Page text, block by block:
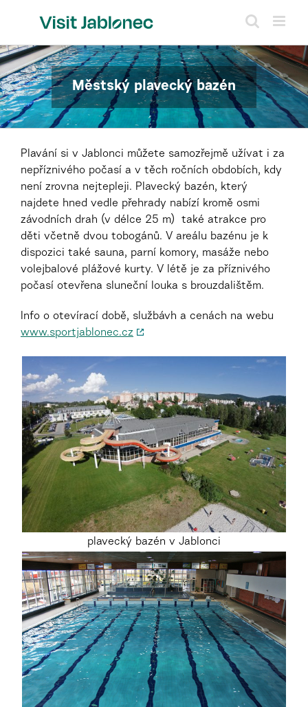
Městský plavecký bazén
Plavání si v Jablonci můžete samozřejmě užívat i za
nepříznivého počasí a v těch ročních obdobích, kdy
není zrovna nejtepleji. Plavecký bazén, který
najdete hned vedle přehrady nabízí kromě osmi
závodních drah (v délce 25 m) také atrakce pro
děti včetně dvou tobogánů. V areálu bazénu je k
dispozici také sauna, parní komory, masáže nebo
volejbalové plážové kurty. V létě je za příznivého
počasí otevřena sluneční louka s brouzdalištěm.
Info o otevírací době, službávh a cenách na webu
www.sportjablonec.cz
plavecký bazén v Jablonci